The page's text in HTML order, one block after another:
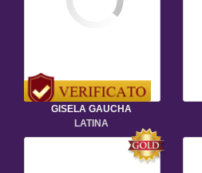
GISELA GAUCHA
LATINA